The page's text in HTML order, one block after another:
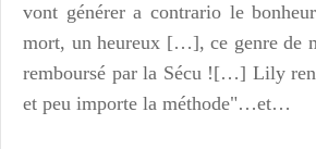
vont générer a contrario le
mort, un heureux […], ce genre de
remboursé par la Sécu ![…] Lily
et peu importe la méthode"…et…